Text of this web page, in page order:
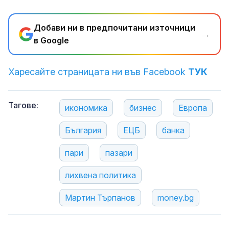
Добави ни в предпочитани източници
в Google
→
Харесайте страницата ни във Facebook ТУК
Тагове: икономика бизнес Европа
България ЕЦБ банка
пари пазари
лихвена политика
Мартин Търпанов money.bg